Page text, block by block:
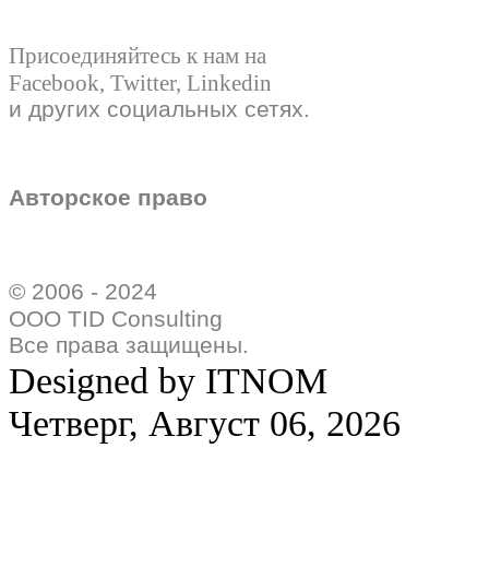
Присоединяйтесь к нам на
Facebook, Twitter, Linkedin
и других социальных сетях.
Авторское право
© 2006 - 2024
ООО TID Consulting
Все права защищены.
Designed by ITNOM
Четверг, Август 06, 2026